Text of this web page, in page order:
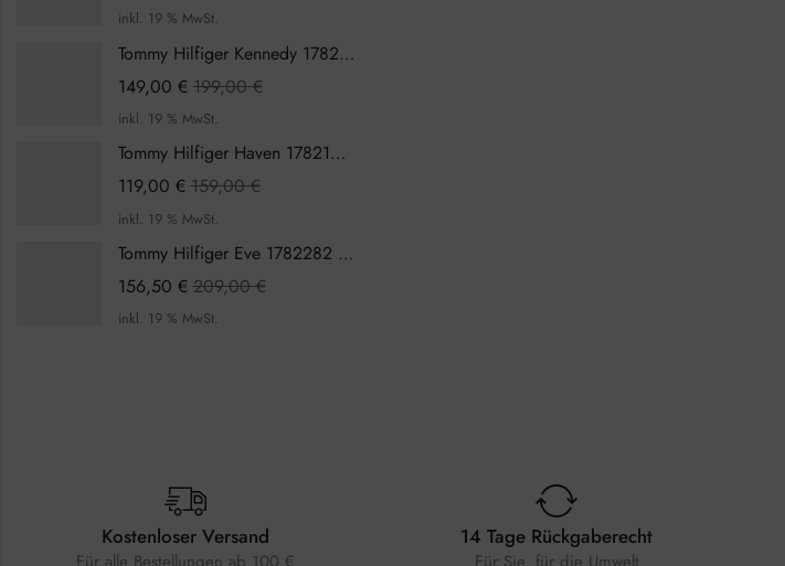
inkl. 19 % MwSt.
Tommy Hilfiger Kennedy 1782386 Damenuhr
149,00 € 199,00€
inkl. 19 % MwSt.
Tommy Hilfiger Haven 1782199 Damenuhr
119,00 € 159,00€
inkl. 19 % MwSt.
Tommy Hilfiger Eve 1782282 Damenuhr
156,50 € 209,00€
inkl. 19 % MwSt.
Kostenloser Versand
Für alle Bestellungen ab 100 €
14 Tage Rückgaberecht
Für Sie, für die Umwelt